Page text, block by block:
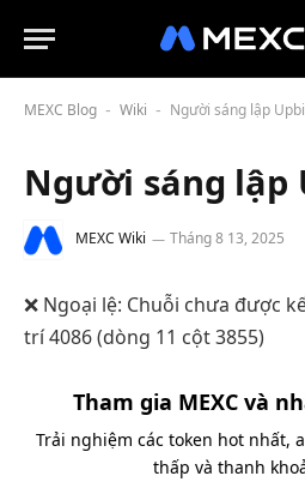
MEXC Blog - Wiki - Người sáng lập
Người sáng lập
MEXC Wiki Tháng 8 13, 2025
❌ Ngoại lệ: Chuỗi chưa được
trí 4086 (dòng 11 cột 3855)
Tham gia MEXC và
Trải nghiệm các token hot nhất,
thấp và thanh